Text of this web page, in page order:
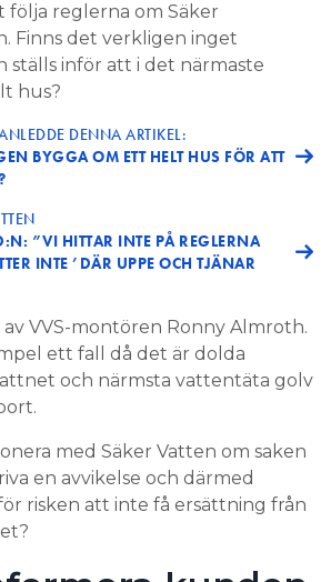
följa reglerna om Säker
Finns det verkligen inget
ställs inför att i det närmaste
hus?
DENNA ARTIKEL:
BYGGA OM ETT HELT HUS FÖR ATT
”VI HITTAR INTE PÅ REGLERNA
INTE ’DÄR UPPE OCH TJÄNAR
av VVS-montören Ronny Almroth.
ett fall då det är dolda
och närmsta vattentäta golv
med Säker Vatten om saken
en avvikelse och därmed
risken att inte få ersättning från